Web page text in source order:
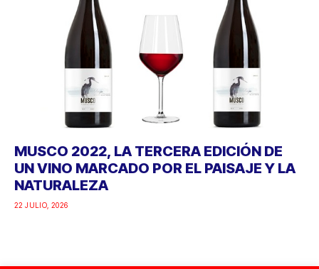
MUSCO 2022, LA TERCERA EDICIÓN DE
UN VINO MARCADO POR EL PAISAJE Y LA
NATURALEZA
22 JULIO, 2026